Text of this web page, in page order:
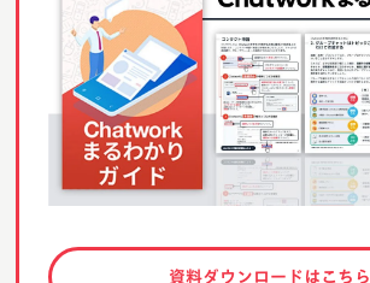
資料ダウンロードはこちら